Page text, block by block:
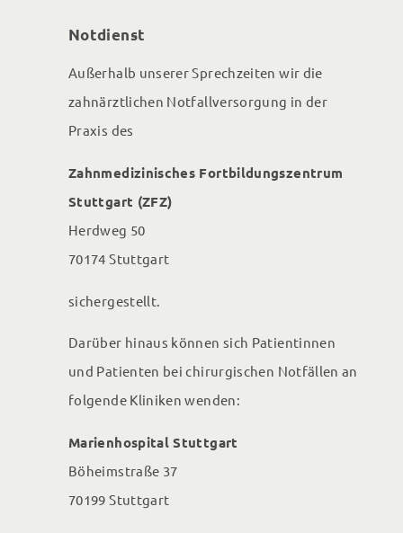
Notdienst
Außerhalb unserer Sprechzeiten wir die
zahnärztlichen Notfallversorgung in der
Praxis des
Zahnmedizinisches Fortbildungs­zentrum
Stuttgart (ZFZ)
Herdweg 50
70174 Stuttgart
sichergestellt.
Darüber hinaus können sich Patientinnen
und Patienten bei chirurgischen Notfällen an
folgende Kliniken wenden:
Marienhospital Stuttgart
Böheimstraße 37
70199 Stuttgart